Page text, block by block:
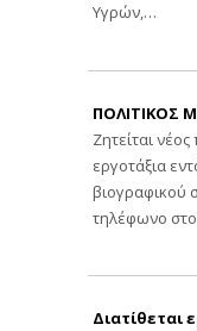
Υγρών,…
ΠΟΛΙΤΙΚΟΣ
Ζητείται
εργοτάξια
βιογραφικού
τηλέφωνο στο
Διατίθεται